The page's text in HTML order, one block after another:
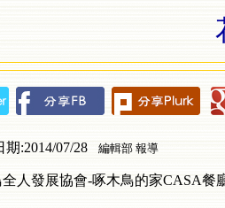
:2014/07/28 編輯部 報導
人發展協會-啄木鳥的家CASA餐